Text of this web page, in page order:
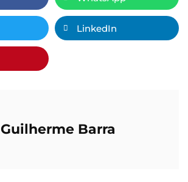
LinkedIn
Guilherme Barra